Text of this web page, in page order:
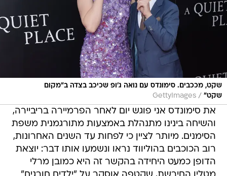
שקט, מככבים. סימונדס עם נואה ג'ופ שכיכב בצדה ב"מקום
שקט" /
GettyImages
את סימונדס אני פוגש יום לאחר הפרמיירה בריביירה,
והשיחה בינינו מתנהלת באמצעות מתורגמנית משפת
הסימנים. מיותר לציין כי לפחות עד השנים האחרונות,
רוב הכוכבים בהוליווד נראו ונשמעו אותו דבר: יוצאת
הדופן כמעט היחידה בהקשר זה היא כמובן מרלי